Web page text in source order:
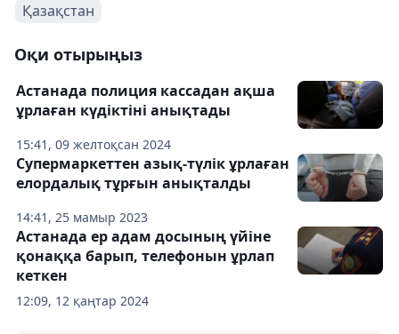
Қазақстан
Оқи отырыңыз
15:41, 09 желтоқсан 2024
Астанада полиция кассадан ақша
ұрлаған күдіктіні анықтады
14:41, 25 мамыр 2023
Супермаркеттен азық-түлік ұрлаған
елордалық тұрғын анықталды
12:09, 12 қаңтар 2024
Астанада ер адам досының үйіне
қонаққа барып, телефонын ұрлап
кеткен